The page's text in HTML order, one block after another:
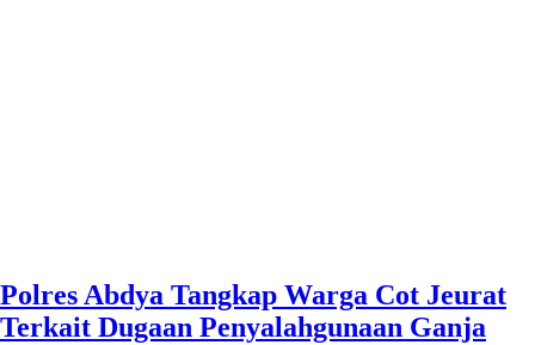
Polres Abdya Tangkap Warga Cot Jeurat
Terkait Dugaan Penyalahgunaan Ganja